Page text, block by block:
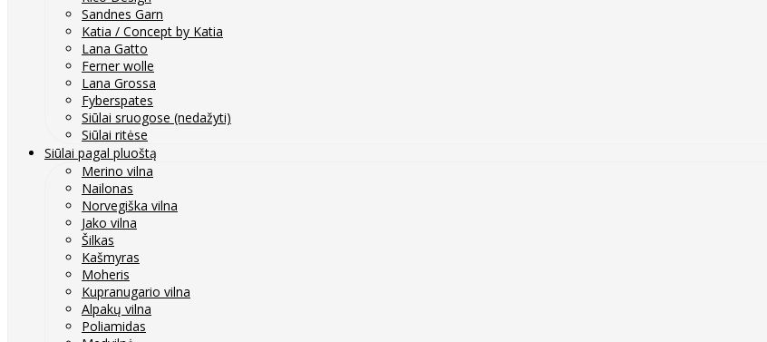
Sandnes Garn
Katia / Concept by Katia
Lana Gatto
Ferner wolle
Lana Grossa
Fyberspates
Siūlai sruogose (nedažyti)
Siūlai ritėse
Siūlai pagal pluoštą
Merino vilna
Nailonas
Norvegiška vilna
Jako vilna
Šilkas
Kašmyras
Moheris
Kupranugario vilna
Alpakų vilna
Poliamidas